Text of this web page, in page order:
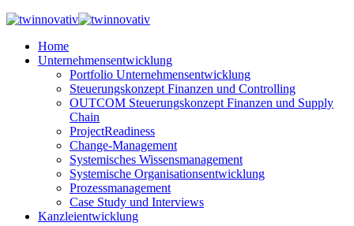
Home
Unternehmensentwicklung
Portfolio Unternehmensentwicklung
Steuerungskonzept Finanzen und Controlling
OUTCOM Steuerungskonzept Finanzen und Supply
Chain
ProjectReadiness
Change-Management
Systemisches Wissensmanagement
Systemische Organisationsentwicklung
Prozessmanagement
Case Study und Interviews
Kanzleientwicklung